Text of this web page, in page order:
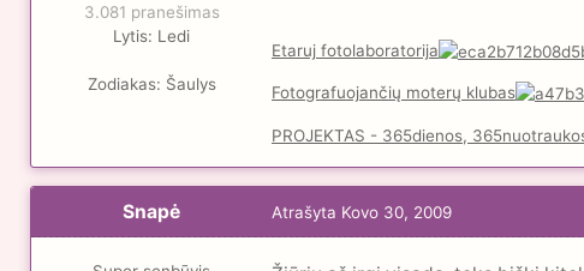
3.081 pranešimas
Lytis: Ledi
Zodiakas: Šaulys
Etaruj fotolaboratorija
Fotografuojančių moterų klubas
PROJEKTAS - 365dienos,
Snapė Atrašyta Kovo 30, 2009